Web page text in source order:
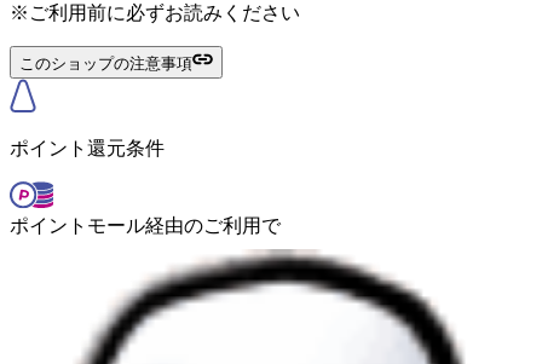
※ご利用前に必ずお読みください
このショップの注意事項
ポイント還元条件
ポイントモール経由のご利用で